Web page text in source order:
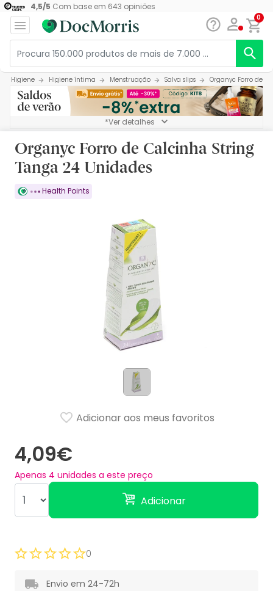
4,5/5 Com base em 643 opiniões
0
Higiene Higiene íntima Menstruação Salva slips Organyc Forro de
*Ver detalhes
Organyc Forro de Calcinha String
Tanga 24 Unidades
Health Points
4,09€
Apenas 4 unidades a este preço
Adicionar
Adicionar aos meus favoritos
0
Envio em 24-72h